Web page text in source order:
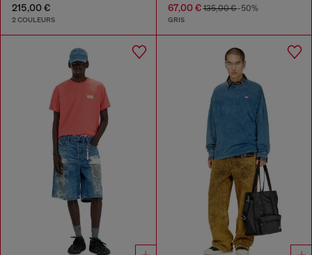
215,00 €
2 COULEURS
67,00 €135,00 €-50%
GRIS